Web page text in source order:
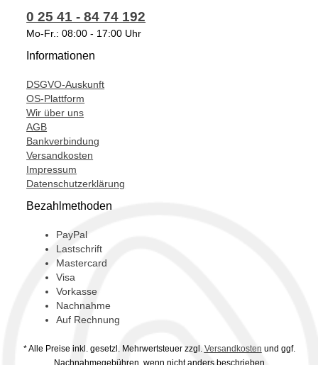
K14098,
PXE16-1605,
PXE16-1605F,
PXE16-1605P,
PXE16-1608P,
PXE16-1625,
TSP0155949,
0 25 41 - 84 74 192
Mo-Fr.: 08:00 - 17:00 Uhr
Informationen
DSGVO-Auskunft
OS-Plattform
Wir über uns
AGB
Bankverbindung
Versandkosten
Impressum
Datenschutzerklärung
Bezahlmethoden
PayPal
Lastschrift
Mastercard
Visa
Vorkasse
Nachnahme
Auf Rechnung
* Alle Preise inkl. gesetzl. Mehrwertsteuer zzgl. Versandkosten und ggf.